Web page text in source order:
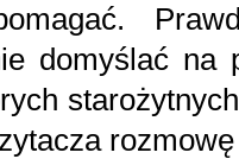
domyślać na